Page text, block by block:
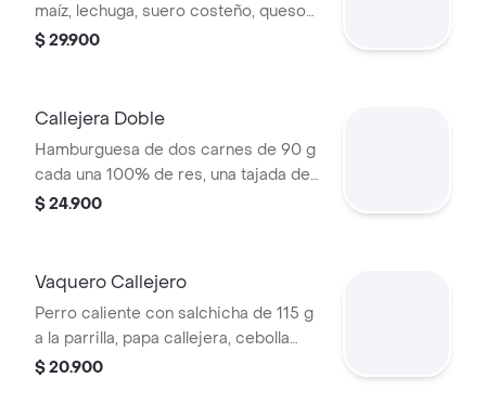
maíz, lechuga, suero costeño, queso
costeño, salsa BBQ, salsa Corral,
$ 29.900
Callejera Doble
Hamburguesa de dos carnes de 90 g
cada una 100% de res, una tajada de
queso tipo mozzarella, papas
$ 24.900
Vaquero Callejero
Perro caliente con salchicha de 115 g
a la parrilla, papa callejera, cebolla
picada, salsa blanca, salsa de tomate
$ 20.900